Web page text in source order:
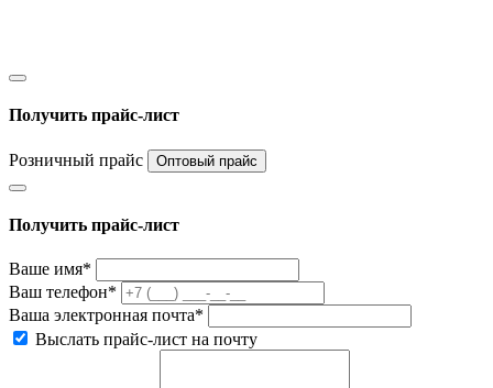
Получить прайс-лист
Розничный прайс Оптовый прайс
Получить прайс-лист
Ваше имя*
Ваш телефон*
Ваша электронная почта*
Выслать прайс-лист на почту